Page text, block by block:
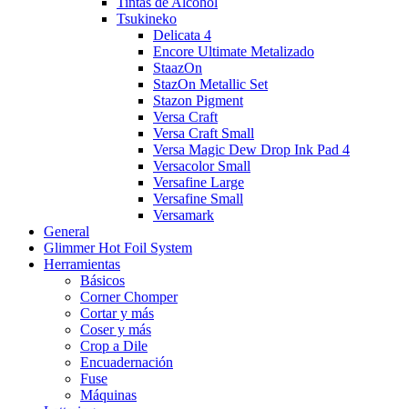
Tsukineko
Delicata 4
Encore Ultimate Metalizado
StaazOn
StazOn Metallic Set
Stazon Pigment
Versa Craft
Versa Craft Small
Versa Magic Dew Drop Ink Pad 4
Versacolor Small
Versafine Large
Versafine Small
Versamark
General
Glimmer Hot Foil System
Herramientas
Básicos
Corner Chomper
Cortar y más
Coser y más
Crop a Dile
Encuadernación
Fuse
Máquinas